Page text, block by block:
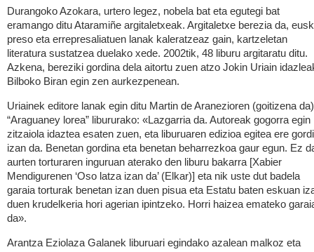
Durangoko Azokara, urtero legez, nobela bat eta egutegi bat
eramango ditu Ataramiñe argitaletxeak. Argitaletxe berezia da,
preso eta errepresaliatuen lanak kaleratzeaz gain, kartzeletan
literatura sustatzea duelako xede. 2002tik, 48 liburu argitaratu ditu.
Azkena, bereziki gordina dela aitortu zuen atzo Jokin Uriain
Bilboko Biran egin zen aurkezpenean.
Uriainek editore lanak egin ditu Martin de Aranezioren (goitizena da)
“Araguaney lorea” libururako: «Lazgarria da. Autoreak gogorra egin
zitzaiola idaztea esaten zuen, eta liburuaren edizioa egitea ere
izan da. Benetan gordina eta benetan beharrezkoa gaur egun. Ez
aurten torturaren inguruan aterako den liburu bakarra [Xabier
Mendigurenen ‘Oso latza izan da’ (Elkar)] eta nik uste dut badela
garaia torturak benetan izan duen pisua eta Estatu baten eskuan
duen krudelkeria hori agerian ipintzeko. Horri haizea emateko
da».
Arantza Eziolaza Galanek liburuari egindako azalean malkoz eta